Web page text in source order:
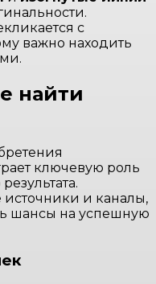
с
важно находить
найти
ключевую роль
и каналы,
шансы на успешную